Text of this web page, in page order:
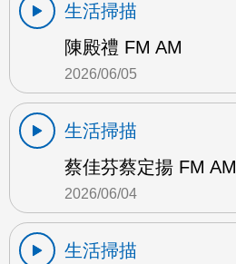
生活掃描
陳殿禮 FM AM
2026/06/05
生活掃描
蔡佳芬蔡定揚 FM AM
2026/06/04
生活掃描